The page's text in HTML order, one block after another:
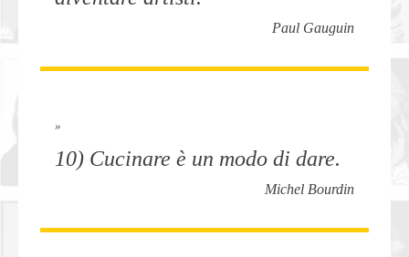
Paul Gauguin
»
10) Cucinare è un modo di dare.
Michel Bourdin